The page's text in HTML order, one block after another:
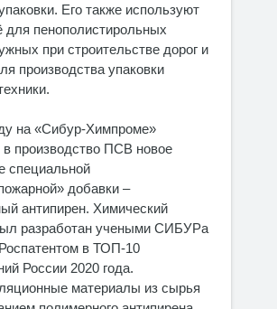
Его также используют
для пенополистирольных
при строительстве дорог и
производства упаковки
на «Сибур-Химпроме»
в производство ПСВ новое
специальной
добавки –
антипирен. Химический
разработан учеными СИБУРа
в ТОП-10
России 2020 года.
материалы из сырья